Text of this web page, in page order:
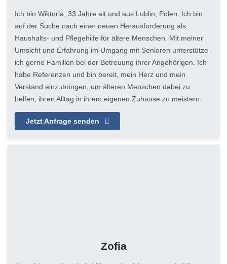
Ich bin Wiktoria, 33 Jahre alt und aus Lublin, Polen. Ich bin
auf der Suche nach einer neuen Herausforderung als
Haushalts- und Pflegehilfe für ältere Menschen. Mit meiner
Umsicht und Erfahrung im Umgang mit Senioren unterstütze
ich gerne Familien bei der Betreuung ihrer Angehörigen. Ich
habe Referenzen und bin bereit, mein Herz und mein
Verstand einzubringen, um älteren Menschen dabei zu
helfen, ihren Alltag in ihrem eigenen Zuhause zu meistern.
Jetzt Anfrage senden
Zofia